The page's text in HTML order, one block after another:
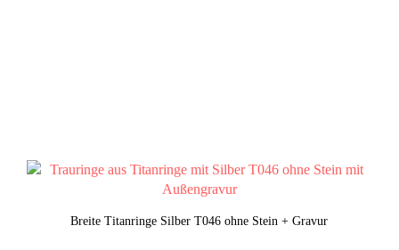
Breite Titanringe Silber T046 ohne Stein + Gravur